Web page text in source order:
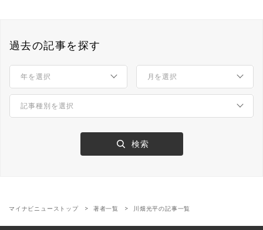
過去の記事を探す
マイナビニューストップ 著者一覧 川畑光平の記事一覧